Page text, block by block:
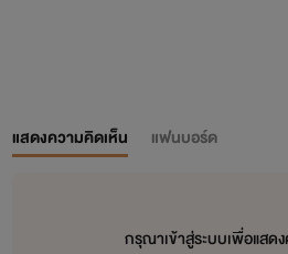
แสดงความคิดเห็น แฟนบอร์ด
กรุณาเข้าสู่ระบบเพื่อแสด